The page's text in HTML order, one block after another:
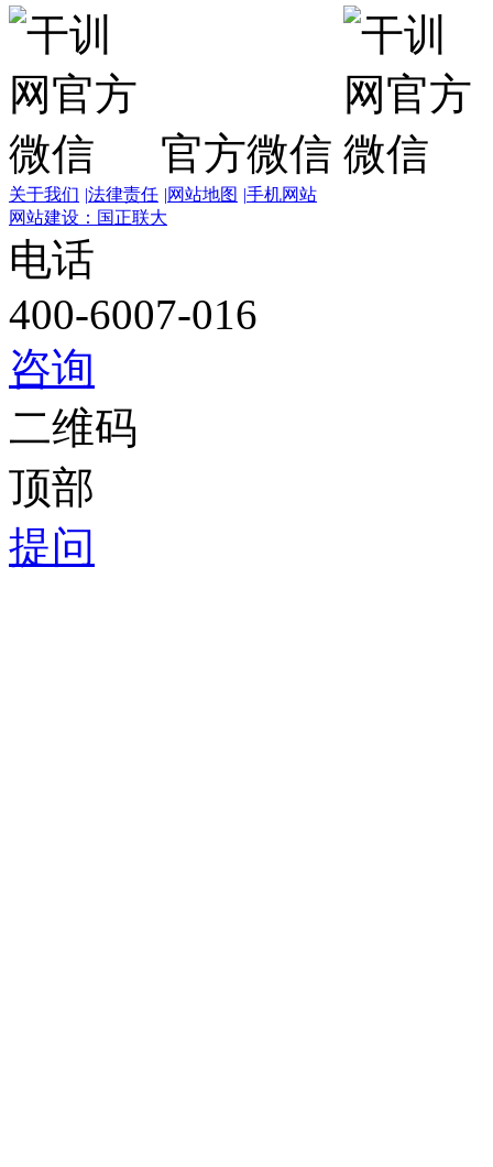
官方微信
关于我们 |法律责任 |网站地图 |手机网站
网站建设：国正联大
电话
400-6007-016
咨询
二维码
顶部
提问